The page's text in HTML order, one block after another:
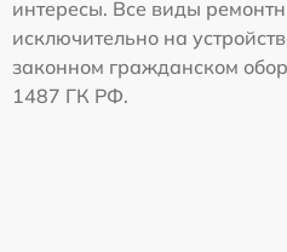
интересы. Все виды
исключительно на
законном гражданском
1487 ГК РФ.